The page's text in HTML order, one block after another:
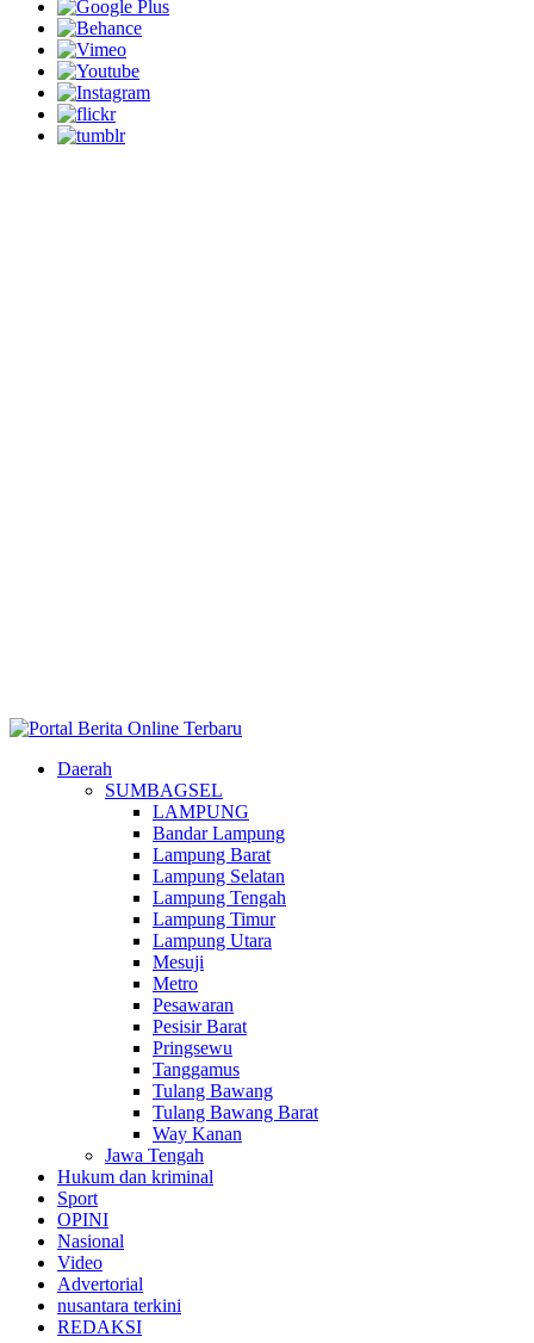
Daerah
SUMBAGSEL
LAMPUNG
Bandar Lampung
Lampung Barat
Lampung Selatan
Lampung Tengah
Lampung Timur
Lampung Utara
Mesuji
Metro
Pesawaran
Pesisir Barat
Pringsewu
Tanggamus
Tulang Bawang
Tulang Bawang Barat
Way Kanan
Jawa Tengah
Hukum dan kriminal
Sport
OPINI
Nasional
Video
Advertorial
nusantara terkini
REDAKSI